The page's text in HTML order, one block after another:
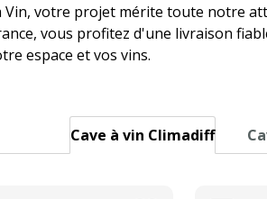
Vin, votre projet mérite toute notre
vous profitez d'une livraison
espace et vos vins.
Cave à vin Climadiff